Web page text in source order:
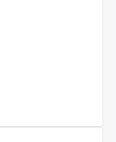
ような文章で
有るので断じ
（違う）
入れておきた
しか書けない